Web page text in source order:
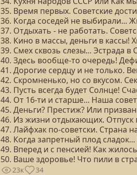
35. Время первых. Советские
36. Когда соседей не выбирали...
37. Отдыхать - не работать.
38. Кино в массы, деньги в кассы!
39. Смех сквозь слезы... Эстрада в
40. Здесь вообще-то очередь!
41. Дорогие сердцу и не только.
42. Скромненько, но со вкусом.
43. Пусть всегда будет Солнце!
44. От 16-ти и старше... Наша
45. Деньги? Престиж? Или
46. Из жизни отдыхающих. Отпуск
47. Лайфхак по-советски. Страна
48. Когда запретный плод
49. Вперед и с пенсией! Как
50. Ваше здоровье! Что пили в
23к 34